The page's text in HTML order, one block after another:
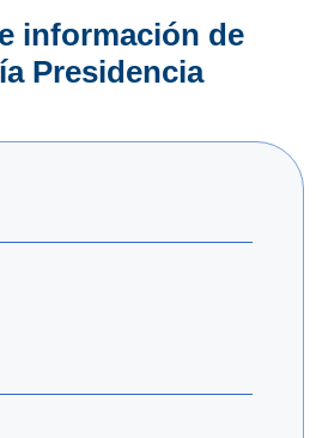
información de
Presidencia